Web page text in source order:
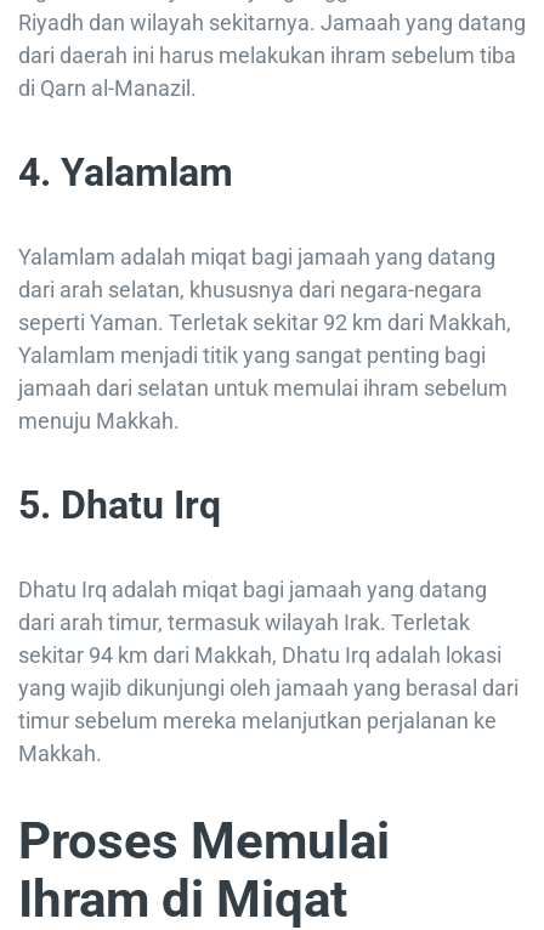
Riyadh dan wilayah sekitarnya. Jamaah yang datang
dari daerah ini harus melakukan ihram sebelum tiba
di Qarn al-Manazil.
4. Yalamlam
Yalamlam adalah miqat bagi jamaah yang datang
dari arah selatan, khususnya dari negara-negara
seperti Yaman. Terletak sekitar 92 km dari Makkah,
Yalamlam menjadi titik yang sangat penting bagi
jamaah dari selatan untuk memulai ihram sebelum
menuju Makkah.
5. Dhatu Irq
Dhatu Irq adalah miqat bagi jamaah yang datang
dari arah timur, termasuk wilayah Irak. Terletak
sekitar 94 km dari Makkah, Dhatu Irq adalah lokasi
yang wajib dikunjungi oleh jamaah yang berasal dari
timur sebelum mereka melanjutkan perjalanan ke
Makkah.
Proses Memulai
Ihram di Miqat